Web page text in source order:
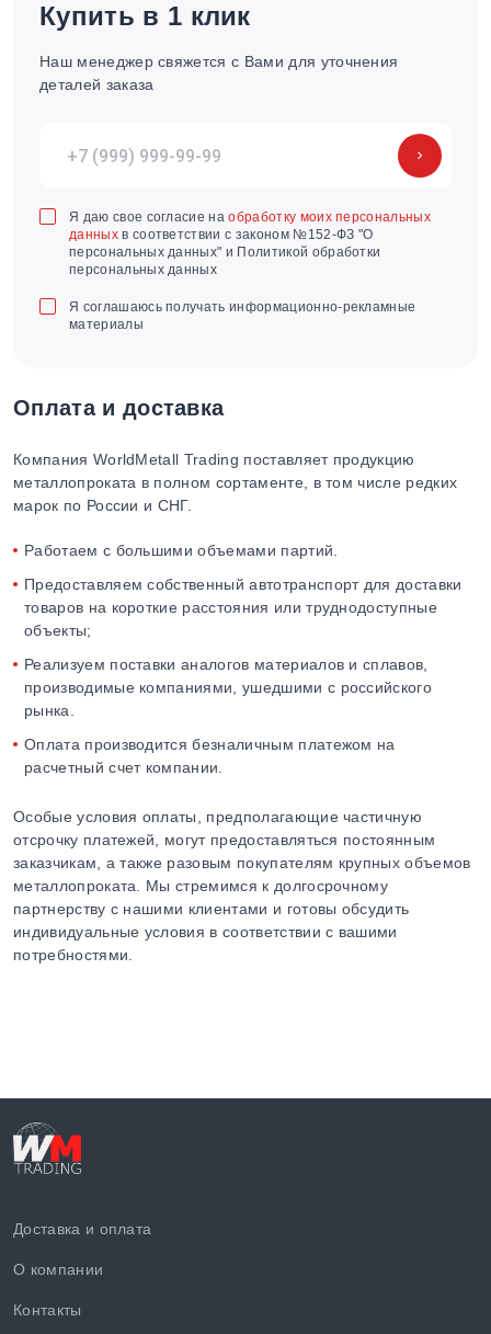
Купить в 1 клик
Наш менеджер свяжется с Вами для уточнения
деталей заказа
Я даю свое согласие наобработку моих персональных
данныхв соответствии с законом №152-ФЗ "О
персональных данных" и Политикой обработки
персональных данных
Я соглашаюсь получать информационно-рекламные
материалы
Оплата и доставка
Компания WorldMetall Trading поставляет продукцию
металлопроката в полном сортаменте, в том числе редких
марок по России и СНГ.
Работаем с большими объемами партий.
Предоставляем собственный автотранспорт для доставки
товаров на короткие расстояния или труднодоступные
объекты;
Реализуем поставки аналогов материалов и сплавов,
производимые компаниями, ушедшими с российского
рынка.
Оплата производится безналичным платежом на
расчетный счет компании.
Особые условия оплаты, предполагающие частичную
отсрочку платежей, могут предоставляться постоянным
заказчикам, а также разовым покупателям крупных объемов
металлопроката. Мы стремимся к долгосрочному
партнерству с нашими клиентами и готовы обсудить
индивидуальные условия в соответствии с вашими
потребностями.
Доставка и оплата
О компании
Контакты